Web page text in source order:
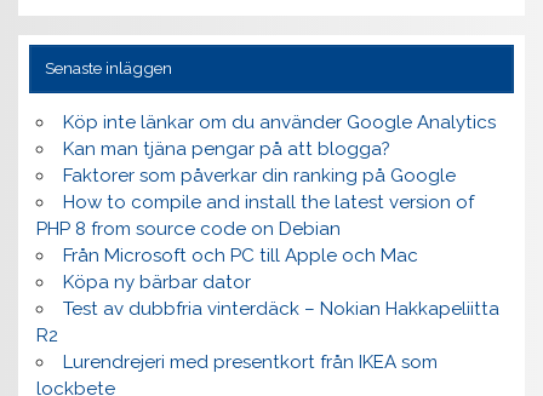
Senaste inläggen
Köp inte länkar om du använder Google Analytics
Kan man tjäna pengar på att blogga?
Faktorer som påverkar din ranking på Google
How to compile and install the latest version of
PHP 8 from source code on Debian
Från Microsoft och PC till Apple och Mac
Köpa ny bärbar dator
Test av dubbfria vinterdäck – Nokian Hakkapeliitta
R2
Lurendrejeri med presentkort från IKEA som
lockbete